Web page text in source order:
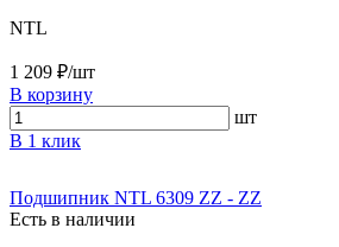
NTL
1 209 ₽/шт
В корзину
шт
В 1 клик
Подшипник NTL 6309 ZZ - ZZ
Есть в наличии